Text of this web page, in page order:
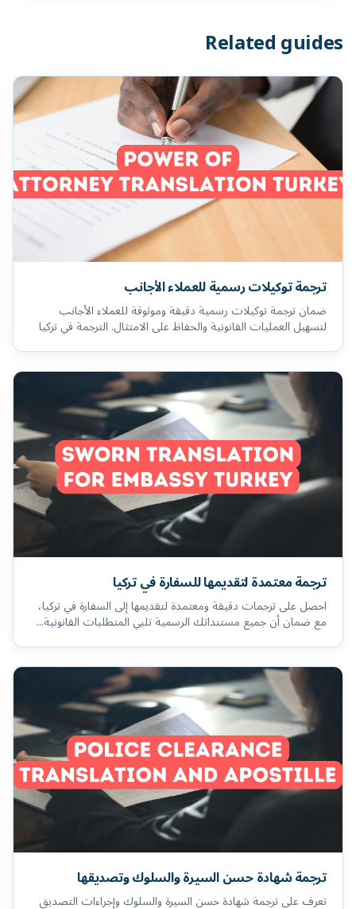
Related guides
ترجمة توكيلات رسمية للعملاء الأجانب
ضمان ترجمة توكيلات رسمية دقيقة وموثوقة للعملاء الأجانب
لتسهيل العمليات القانونية والحفاظ على الامتثال. الترجمة في تركيا
ترجمة معتمدة لتقديمها للسفارة في تركيا
احصل على ترجمات دقيقة ومعتمدة لتقديمها إلى السفارة في تركيا،
مع ضمان أن جميع مستنداتك الرسمية تلبي المتطلبات القانونية...
ترجمة شهادة حسن السيرة والسلوك وتصديقها
تعرف على ترجمة شهادة حسن السيرة والسلوك وإجراءات التصديق